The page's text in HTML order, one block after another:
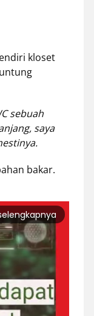
kloset
sebuah
saya
bakar.